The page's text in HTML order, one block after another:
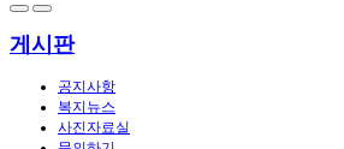
게시판
공지사항
복지뉴스
사진자료실